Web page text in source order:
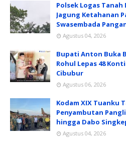
Polsek Logas
Jagung Ketahanan
Swasembada
Agustus 04, 2026
Bupati Anton Buka
Rohul Lepas 48
Cibubur
Agustus 06, 2026
Kodam XIX Tuanku
Penyambutan
hingga Dabo
Agustus 04, 2026